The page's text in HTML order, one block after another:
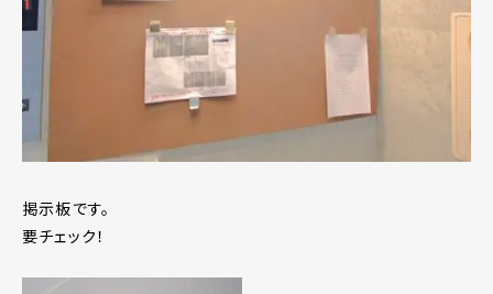
掲示板です。
要チェック！